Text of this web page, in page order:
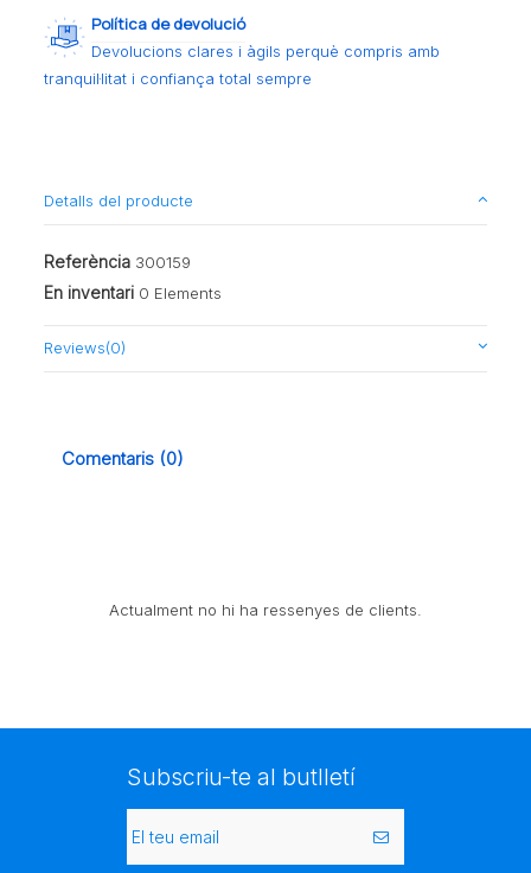
Política de devolució
Devolucions clares i àgils perquè compris amb
tranquil·litat i confiança total sempre
Detalls del producte
Referència 300159
En inventari 0 Elements
Reviews(0)
Comentaris (0)
Actualment no hi ha ressenyes de clients.
Subscriu-te al butlletí